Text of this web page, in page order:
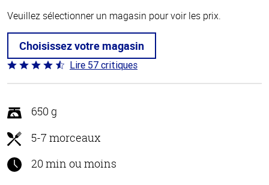
Veuillez sélectionner un magasin pour voir les prix.
Choisissez votre magasin
Coté
4.5 sur
Lire 57 critiques
650 g
5-7 morceaux
20 min ou moins